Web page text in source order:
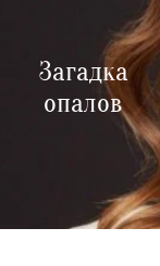
Загадка
опалов